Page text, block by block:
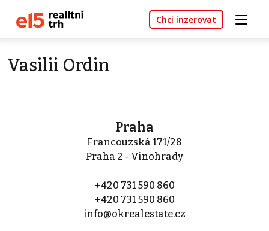
Chci inzerovat
Vasilii Ordin
Praha
Francouzská 171/28
Praha 2 - Vinohrady
+420 731 590 860
+420 731 590 860
info@okrealestate.cz